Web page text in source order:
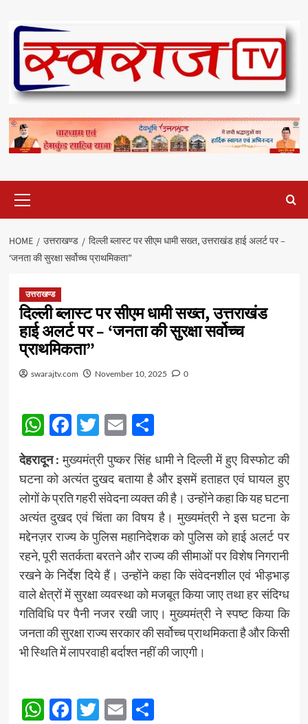
content
Menu
HOME उत्तराखण्ड
दिल्ली ब्लास्ट पर सीएम धामी सख्त, उत्तराखंड हाई अलर्ट पर –
‘जनता की सुरक्षा सर्वोच्च प्राथमिकता”
उत्तराखण्ड
दिल्ली ब्लास्ट पर सीएम धामी सख्त, उत्तराखंड
हाई अलर्ट पर – ‘जनता की सुरक्षा सर्वोच्च
प्राथमिकता”
swarajtv.com November 10, 2025 0
WhatsApp
Facebook
Twitter
EmailShare
देहरादून :मुख्यमंत्री पुष्कर सिंह धामी ने दिल्ली में हुए विस्फोट की
घटना को अत्यंत दुखद बताया है और इसमें हताहत एवं घायल हुए
लोगों के प्रति गहरी संवेदना व्यक्त की है। उन्होंने कहा कि यह घटना
अत्यंत दुखद एवं चिंता का विषय है।मुख्यमंत्री ने इस घटना के
मद्देनज़र राज्य के पुलिस महानिदेशक को पुलिस को हाई अलर्ट पर
रहने, पूरी सतर्कता बरतने और राज्य की सीमाओं पर विशेष निगरानी
रखने के निर्देश दिये हैं। उन्होंने कहा कि संवेदनशील एवं भीड़भाड़
वाले क्षेत्रों में सुरक्षा व्यवस्था को मजबूत किया जाए तथा हर संदिग्ध
गतिविधि पर पैनी नजर रखी जाए।मुख्यमंत्री ने स्पष्ट किया कि
जनता की सुरक्षा राज्य सरकार की सर्वोच्च प्राथमिकता है और किसी
भी स्थिति में लापरवाही बर्दाश्त नहीं की जाएगी।
WhatsApp
Facebook
Twitter
EmailShare